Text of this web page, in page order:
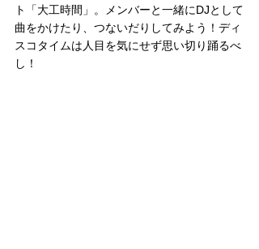
ト「大工時間」。メンバーと一緒にDJとして
曲をかけたり、つないだりしてみよう！ディ
スコタイムは人目を気にせず思い切り踊るべ
し！